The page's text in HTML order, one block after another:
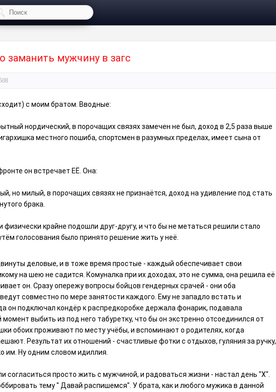
мужчину в загс⁠⁠
с моим братом. Вводные:
нордический, в порочащих связях замечен не был, доход в 2,5 раза выше
местного пошиба, спортсмен в разумных пределах, имеет сына от
он встречает ЕË. Она:
но милый, в порочащих связях не признаëтся, доход на удивление под стать
брака.
физически крайне подошли друг-другу, и что бы не метаться решили стало
голосования было принято решение жить у неë.
деловые, и в тоже время простые - каждый обеспечивает свои
на шею не садится. Комуналка при их доходах, это не сумма, она решила еë
он. Сразу опережу вопросы бойцов гендерных срачей - они оба
совместно по мере занятости каждого. Ему не западло встать и
он подключал кондëр к распредкоробке держала фонарик, подавала
выбить из под него табуретку, что бы он экстренно отсоединился от
обоих проживают по месту учëбы, и вспоминают о родителях, когда
Результат их отношений - счастливые фотки с отдыхов, гуляния за ручку,
им. Ну одним словом идиллия.
согласиться просто жить с мужчиной, и радоваться жизни - настал день "Х".
тему " Давай распишемся". У брата, как и любого мужика в данной